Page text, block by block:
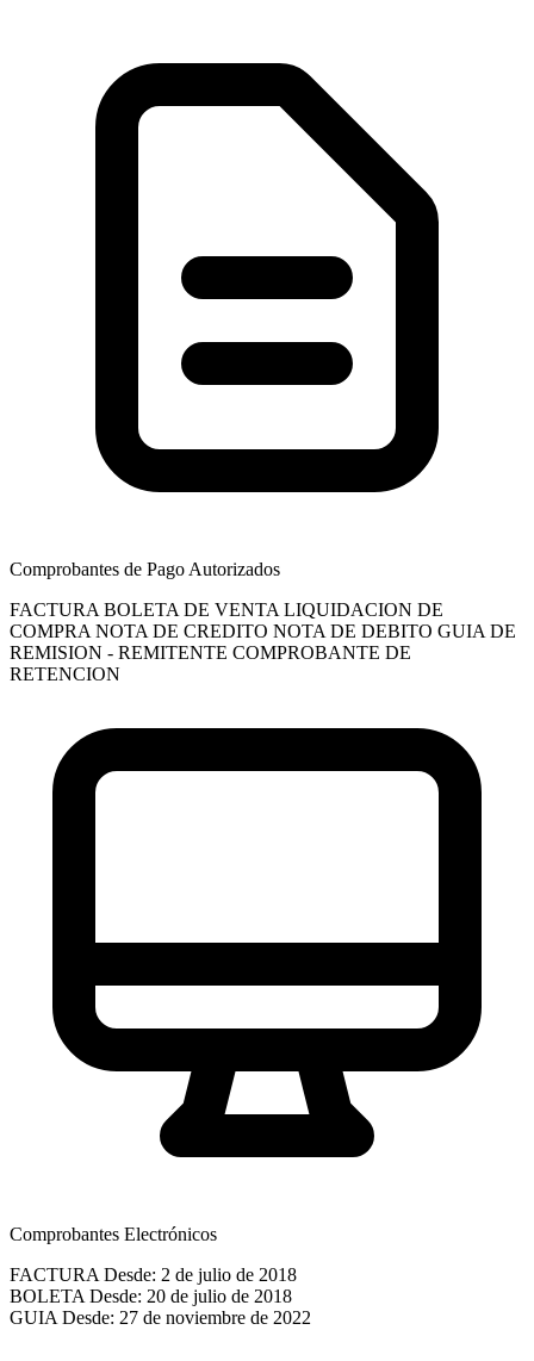
Comprobantes de Pago Autorizados
FACTURA BOLETA DE VENTA LIQUIDACION DE
COMPRA NOTA DE CREDITO NOTA DE DEBITO GUIA DE
REMISION - REMITENTE COMPROBANTE DE
RETENCION
Comprobantes Electrónicos
FACTURA Desde: 2 de julio de 2018
BOLETA Desde: 20 de julio de 2018
GUIA Desde: 27 de noviembre de 2022